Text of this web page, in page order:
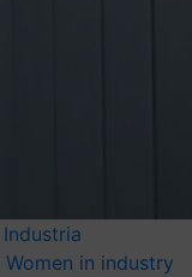
Industria
Women in industry